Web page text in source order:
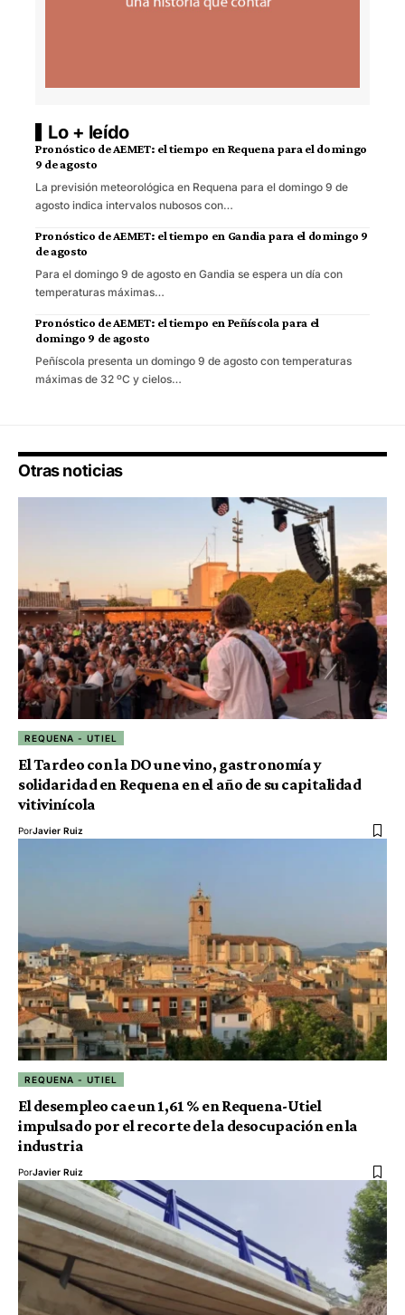
Lo + leído
Pronóstico de AEMET: el tiempo en Requena para el domingo
9 de agosto
La previsión meteorológica en Requena para el domingo 9 de
agosto indica intervalos nubosos con…
Pronóstico de AEMET: el tiempo en Gandia para el domingo 9
de agosto
Para el domingo 9 de agosto en Gandia se espera un día con
temperaturas máximas…
Pronóstico de AEMET: el tiempo en Peñíscola para el
domingo 9 de agosto
Peñíscola presenta un domingo 9 de agosto con temperaturas
máximas de 32 ºC y cielos…
Otras noticias
REQUENA - UTIEL
El Tardeo con la DO une vino, gastronomía y
solidaridad en Requena en el año de su capitalidad
vitivinícola
PorJavier Ruiz
REQUENA - UTIEL
El desempleo cae un 1,61 % en Requena-Utiel
impulsado por el recorte de la desocupación en la
industria
PorJavier Ruiz